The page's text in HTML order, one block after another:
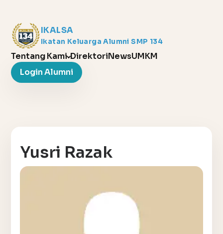
IKALSA
Ikatan Keluarga Alumni SMP 134
Tentang Kami DirektoriNewsUMKM
Login Alumni
Yusri Razak